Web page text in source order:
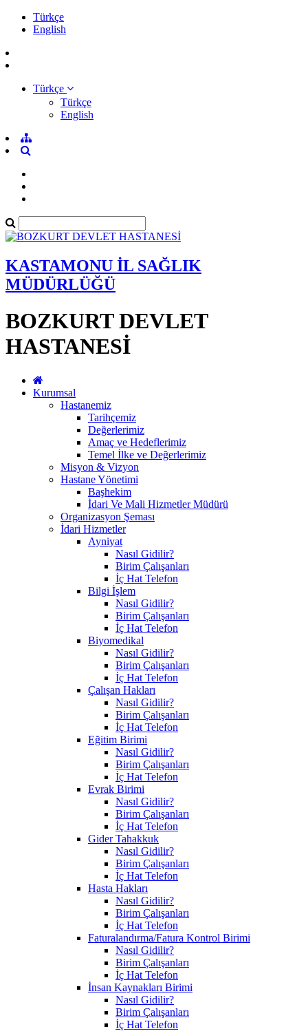
Türkçe
English
Türkçe
Türkçe
English
KASTAMONU İL SAĞLIK
MÜDÜRLÜĞÜ
BOZKURT DEVLET
HASTANESİ
Kurumsal
Hastanemiz
Tarihçemiz
Değerlerimiz
Amaç ve Hedeflerimiz
Temel İlke ve Değerlerimiz
Misyon & Vizyon
Hastane Yönetimi
Başhekim
İdari Ve Mali Hizmetler Müdürü
Organizasyon Şeması
İdari Hizmetler
Ayniyat
Nasıl Gidilir?
Birim Çalışanları
İç Hat Telefon
Bilgi İşlem
Nasıl Gidilir?
Birim Çalışanları
İç Hat Telefon
Biyomedikal
Nasıl Gidilir?
Birim Çalışanları
İç Hat Telefon
Çalışan Hakları
Nasıl Gidilir?
Birim Çalışanları
İç Hat Telefon
Eğitim Birimi
Nasıl Gidilir?
Birim Çalışanları
İç Hat Telefon
Evrak Birimi
Nasıl Gidilir?
Birim Çalışanları
İç Hat Telefon
Gider Tahakkuk
Nasıl Gidilir?
Birim Çalışanları
İç Hat Telefon
Hasta Hakları
Nasıl Gidilir?
Birim Çalışanları
İç Hat Telefon
Faturalandırma/Fatura Kontrol Birimi
Nasıl Gidilir?
Birim Çalışanları
İç Hat Telefon
İnsan Kaynakları Birimi
Nasıl Gidilir?
Birim Çalışanları
İç Hat Telefon